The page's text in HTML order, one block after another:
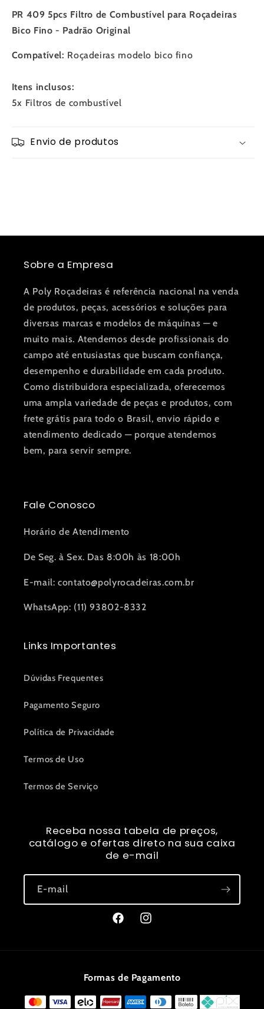
PR 409 5pcs Filtro de Combustível para Roçadeiras
Bico Fino - Padrão Original
Compatível: Roçadeiras modelo bico fino
Itens inclusos:
5x Filtros de combustível
Envio de produtos
Sobre a Empresa
A Poly Roçadeiras é referência nacional na venda
de produtos, peças, acessórios e soluções para
diversas marcas e modelos de máquinas — e
muito mais. Atendemos desde profissionais do
campo até entusiastas que buscam confiança,
desempenho e durabilidade em cada produto.
Como distribuidora especializada, oferecemos
uma ampla variedade de peças e produtos, com
frete grátis para todo o Brasil, envio rápido e
atendimento dedicado — porque atendemos
bem, para servir sempre.
Fale Conosco
Horário de Atendimento
De Seg. à Sex. Das 8:00h às 18:00h
E-mail: contato@polyrocadeiras.com.br
WhatsApp: (11) 93802-8332
Links Importantes
Dúvidas Frequentes
Pagamento Seguro
Política de Privacidade
Termos de Uso
Termos de Serviço
Receba nossa tabela de preços,
catálogo e ofertas direto na sua caixa
de e-mail
E-mail
FacebookInstagram
Formas de Pagamento